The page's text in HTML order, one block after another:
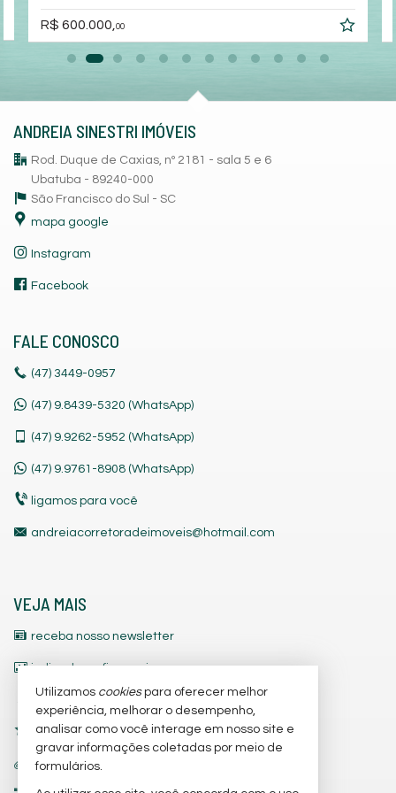
R$ 600.000, 00
ANDREIA SINESTRI IMÓVEIS
Rod. Duque de Caxias, nº 2181 - sala 5 e 6
Ubatuba - 89240-000
São Francisco do Sul - SC
mapa google
Instagram
Facebook
FALE CONOSCO
(47) 3449-0957
(47) 9.8439-5320 (WhatsApp)
(47) 9.9262-5952 (WhatsApp)
(47) 9.9761-8908 (WhatsApp)
ligamos para você
andreiacorretoradeimoveis@hotmail.com
VEJA MAIS
receba nosso newsletter
indicadores financeiros
cadastre seu imóvel
imóveis favoritos
trabalhe conosco
Utilizamos cookiespara oferecer melhor
experiência, melhorar o desempenho,
analisar como você interage em nosso site e
gravar informações coletadas por meio de
formulários.